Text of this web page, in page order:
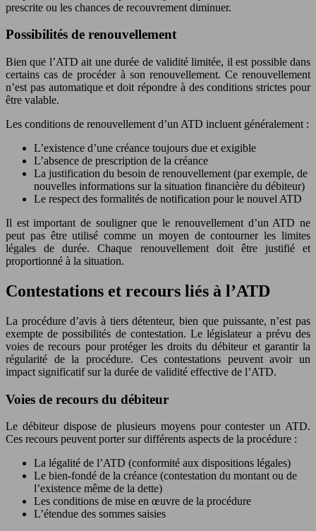
prescrite ou les chances de recouvrement diminuer.
Possibilités de renouvellement
Bien que l’ATD ait une durée de validité limitée, il est possible dans
certains cas de procéder à son renouvellement. Ce renouvellement
n’est pas automatique et doit répondre à des conditions strictes pour
être valable.
Les conditions de renouvellement d’un ATD incluent généralement :
L’existence d’une créance toujours due et exigible
L’absence de prescription de la créance
La justification du besoin de renouvellement (par exemple, de
nouvelles informations sur la situation financière du débiteur)
Le respect des formalités de notification pour le nouvel ATD
Il est important de souligner que le renouvellement d’un ATD ne
peut pas être utilisé comme un moyen de contourner les limites
légales de durée. Chaque renouvellement doit être justifié et
proportionné à la situation.
Contestations et recours liés à l’ATD
La procédure d’avis à tiers détenteur, bien que puissante, n’est pas
exempte de possibilités de contestation. Le législateur a prévu des
voies de recours pour protéger les droits du débiteur et garantir la
régularité de la procédure. Ces contestations peuvent avoir un
impact significatif sur la durée de validité effective de l’ATD.
Voies de recours du débiteur
Le débiteur dispose de plusieurs moyens pour contester un ATD.
Ces recours peuvent porter sur différents aspects de la procédure :
La légalité de l’ATD (conformité aux dispositions légales)
Le bien-fondé de la créance (contestation du montant ou de
l’existence même de la dette)
Les conditions de mise en œuvre de la procédure
L’étendue des sommes saisies